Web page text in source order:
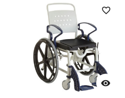

favorite_border